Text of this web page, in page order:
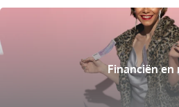
Financiën en